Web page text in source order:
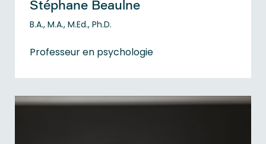
Stéphane Beaulne
B.A., M.A., M.Ed., Ph.D.
Professeur en psychologie